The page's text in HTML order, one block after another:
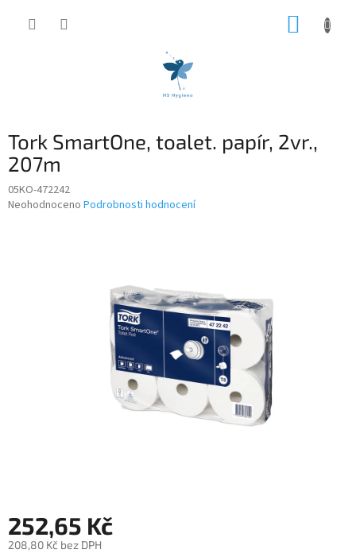
Tork SmartOne, toalet. papír, 2vr.,
207m
05KO-472242
Průměrné
Neohodnoceno Podrobnosti hodnocení
252,65 Kč
208,80 Kč bez DPH